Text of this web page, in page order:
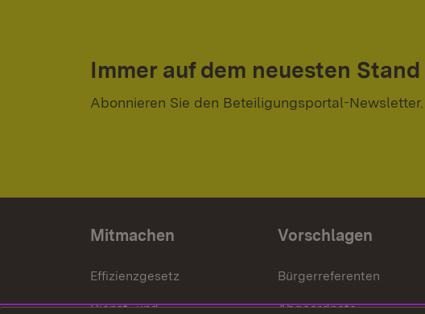
Immer auf dem neuesten Stand
Abonnieren Sie den Beteiligungsportal-Newsletter.
Mitmachen
Effizienzgesetz
Dienst- und
Vorschlagen
Bürgerreferenten
Abgeordnete